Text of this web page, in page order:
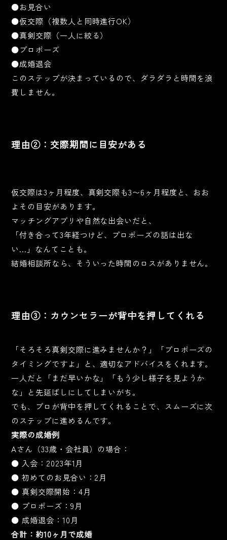
●お見合い
●仮交際（複数人と同時進行OK）
●真剣交際（一人に絞る）
●プロポーズ
●成婚退会
このステップが決まっているので、ダラダラと時間を浪
費しません。
理由②：交際期間に目安がある
仮交際は3ヶ月程度、真剣交際も3〜6ヶ月程度と、おお
よその目安があります。
マッチングアプリや自然な出会いだと、
「付き合って3年経つけど、プロポーズの話は出な
い…」なんてことも。
結婚相談所なら、そういった時間のロスがありません。
理由③：カウンセラーが背中を押してくれる
「そろそろ真剣交際に進みませんか？」「プロポーズの
タイミングですよ」と、適切なアドバイスをくれます。
一人だと「まだ早いかな」「もう少し様子を見ようか
な」と先延ばしにしてしまいがち。
でも、プロが背中を押してくれることで、スムーズに次
のステップに進めるんです。
実際の成婚例
Aさん（33歳・会社員）の場合：
● 入会：2023年1月
● 初めてのお見合い：2月
● 真剣交際開始：4月
● プロポーズ：9月
● 成婚退会：10月
合計：約10ヶ月で成婚